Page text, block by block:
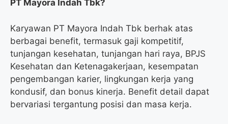
PT Mayora Indah Tbk?
Karyawan PT Mayora Indah Tbk berhak atas
berbagai benefit, termasuk gaji kompetitif,
tunjangan kesehatan, tunjangan hari raya, BPJS
Kesehatan dan Ketenagakerjaan, kesempatan
pengembangan karier, lingkungan kerja yang
kondusif, dan bonus kinerja. Benefit detail dapat
bervariasi tergantung posisi dan masa kerja.